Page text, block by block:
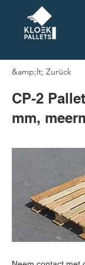
&amp;lt; Zurück
CP-2
mm,